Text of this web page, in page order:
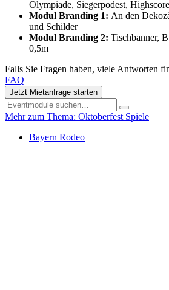
Olympiade, Siegerpodest,
Modul Branding 1: An den
und Schilder
Modul Branding 2: Tischbanner,
0,5m
Falls Sie Fragen haben, viele Antworten
FAQ
Jetzt Mietanfrage starten
Mehr zum Thema: Oktoberfest Spiele
Bayern Rodeo